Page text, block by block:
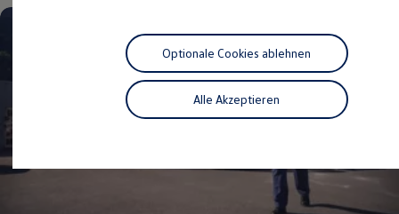
Reichweitensimulator
Ladezeitensimulator
Ladelösungen für Privatkunden
Ladelösungen für Gewerbekunden
Wallbox und Ladekabel
Bidirektionales Laden
Fördermöglichkeiten für Gewerbekunden
Alle Akzeptieren
Optionale Cookies ablehnen